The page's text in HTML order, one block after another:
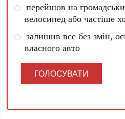
перейшов на
велосипед або частіше
залишив все без змін,
власного авто